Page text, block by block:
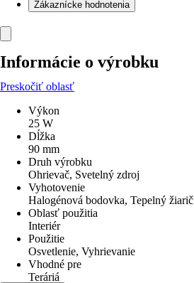
Zákaznícke hodnotenia
Informácie o výrobku
Preskočiť oblasť
Výkon
25 W
Dĺžka
90 mm
Druh výrobku
Ohrievač, Svetelný zdroj
Vyhotovenie
Halogénová bodovka, Tepelný žiarič
Oblasť použitia
Interiér
Použitie
Osvetlenie, Vyhrievanie
Vhodné pre
Teráriá